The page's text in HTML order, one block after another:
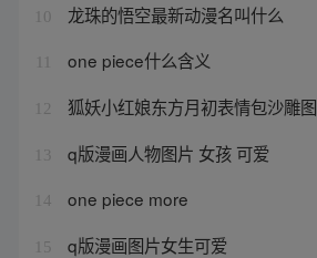
10 龙珠的悟空最新动漫名叫什么
one piece什么含义
12 狐妖小红娘东方月初表情包沙雕图
13 q版漫画人物图片 女孩 可爱
14 one piece more
15 q版漫画图片女生可爱